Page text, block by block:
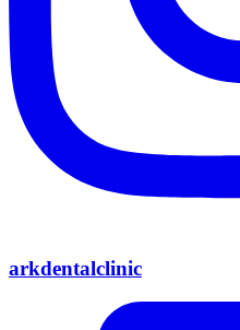
arkdentalclinic